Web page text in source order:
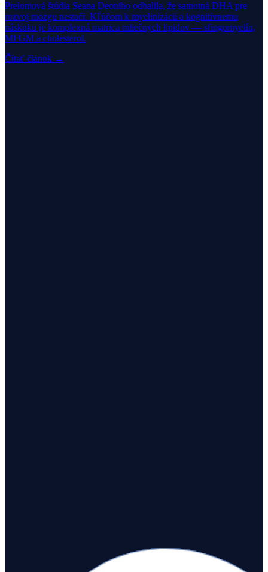
Prelomová štúdia Seana Deoniho odhalila, že samotná DHA pre
rozvoj mozgu nestačí. Kľúčom k myelinizácii a kognitívnemu
náskoku je komplexná matrica mliečnych lipidov — sfingomyelín,
MFGM a cholesterol.
Čítať článok →